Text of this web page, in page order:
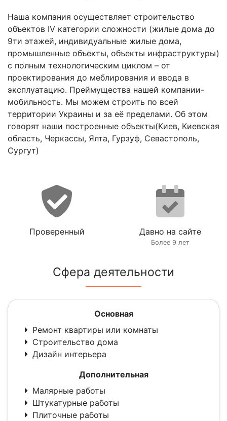
Наша компания осуществляет строительство
объектов IV категории сложности (жилые дома до
9ти этажей, индивидуальные жилые дома,
промышленные объекты, объекты инфраструктуры)
с полным технологическим циклом – от
проектирования до меблирования и ввода в
эксплуатацию. Преймущества нашей компании-
мобильность. Мы можем строить по всей
территории Украины и за её пределами. Об этом
говорят наши построенные объекты(Киев, Киевская
область, Черкассы, Ялта, Гурзуф, Севастополь,
Сургут)
Проверенный Давно на сайте
Более 9 лет
Сфера деятельности
Основная
Ремонт квартиры или комнаты
Строительство дома
Дизайн интерьера
Дополнительная
Малярные работы
Штукатурные работы
Плиточные работы